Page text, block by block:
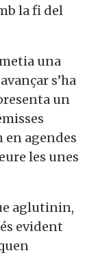
la fi del
una
s’ha
un
en agendes
les unes
aglutinin,
evident